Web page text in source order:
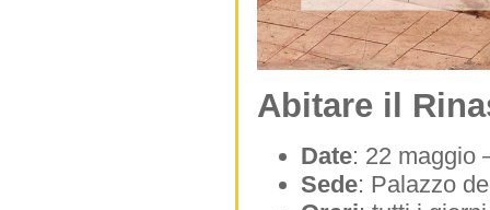
Abitare il
Date: 22 maggio
Sede: Palazzo